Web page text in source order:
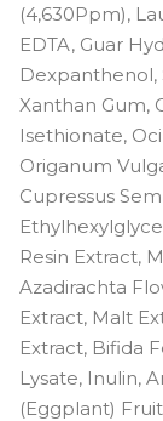
(4,630Ppm),
EDTA, Guar
Dexpanthenol,
Xanthan Gum,
Isethionate,
Origanum
Cupressus
Resin Extract,
Azadirachta
Extract, Malt
Extract, Bifida
Lysate, Inulin,
(Eggplant)